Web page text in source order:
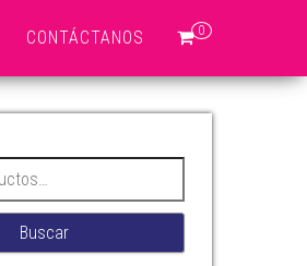
0
CONTÁCTANOS
Buscar